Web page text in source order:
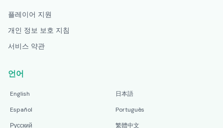
플레이어 지원
개인 정보 보호 지침
서비스 약관
언어
English
日本語
Español
Português
Русский
繁體中文